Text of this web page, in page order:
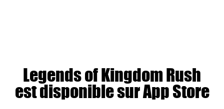
Legends of Kingdom Rush
est disponible sur App Store